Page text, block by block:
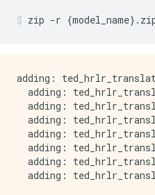
zip -r {model_name}.
adding:
adding:
adding:
adding:
adding:
adding:
adding: